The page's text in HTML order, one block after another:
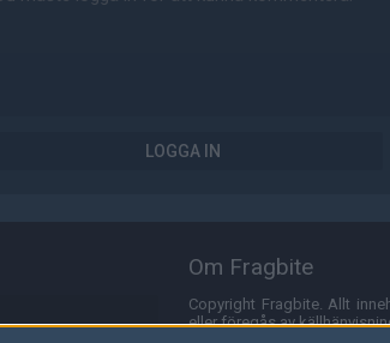
LOGGA IN
Om Fragbite
Copyright Fragbite. Allt
eller föregås av